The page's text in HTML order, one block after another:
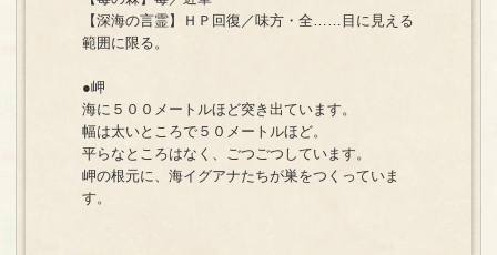
【深海の言霊】ＨＰ回復／味方・全……目に見える
範囲に限る。
●岬
海に５００メートルほど突き出ています。
幅は太いところで５０メートルほど。
平らなところはなく、ごつごつしています。
岬の根元に、海イグアナたちが巣をつくっていま
す。